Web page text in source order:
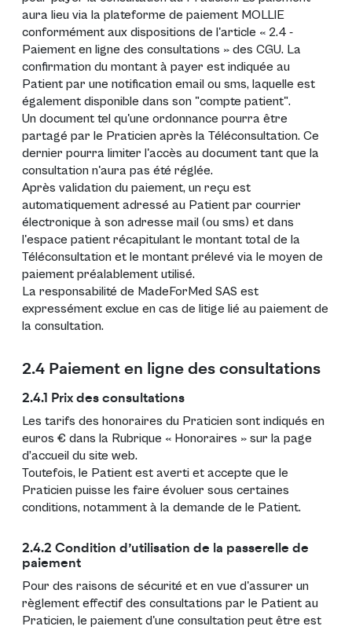
aura lieu via la plateforme de paiement MOLLIE
conformément aux dispositions de l'article « 2.4 -
Paiement en ligne des consultations » des CGU. La
confirmation du montant à payer est indiquée au
Patient par une notification email ou sms, laquelle est
également disponible dans son "compte patient".
Un document tel qu'une ordonnance pourra être
partagé par le Praticien après la Téléconsultation. Ce
dernier pourra limiter l'accès au document tant que la
consultation n'aura pas été réglée.
Après validation du paiement, un reçu est
automatiquement adressé au Patient par courrier
électronique à son adresse mail (ou sms) et dans
l'espace patient récapitulant le montant total de la
Téléconsultation et le montant prélevé via le moyen de
paiement préalablement utilisé.
La responsabilité de MadeForMed SAS est
expressément exclue en cas de litige lié au paiement de
la consultation.
2.4 Paiement en ligne des consultations
2.4.1 Prix des consultations
Les tarifs des honoraires du Praticien sont indiqués en
euros € dans la Rubrique « Honoraires » sur la page
d’accueil du site web.
Toutefois, le Patient est averti et accepte que le
Praticien puisse les faire évoluer sous certaines
conditions, notamment à la demande de le Patient.
2.4.2 Condition d’utilisation de la passerelle de
paiement
Pour des raisons de sécurité et en vue d'assurer un
règlement effectif des consultations par le Patient au
Praticien, le paiement d'une consultation peut être est